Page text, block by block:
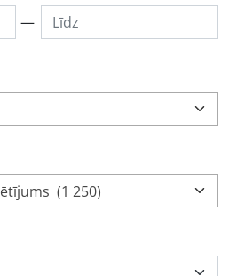
—
(1 250)